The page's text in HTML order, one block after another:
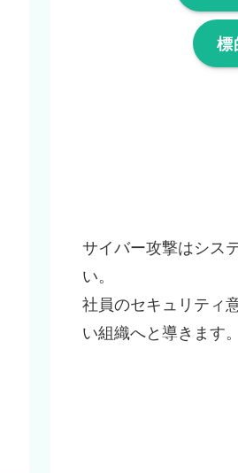
標
サイバー攻撃はシス
い。
社員のセキュリティ
い組織へと導きます